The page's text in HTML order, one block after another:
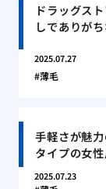
ドラッグス
しでありが
2025.07.27
薄毛
手軽さが魅
タイプの女
2025.07.23